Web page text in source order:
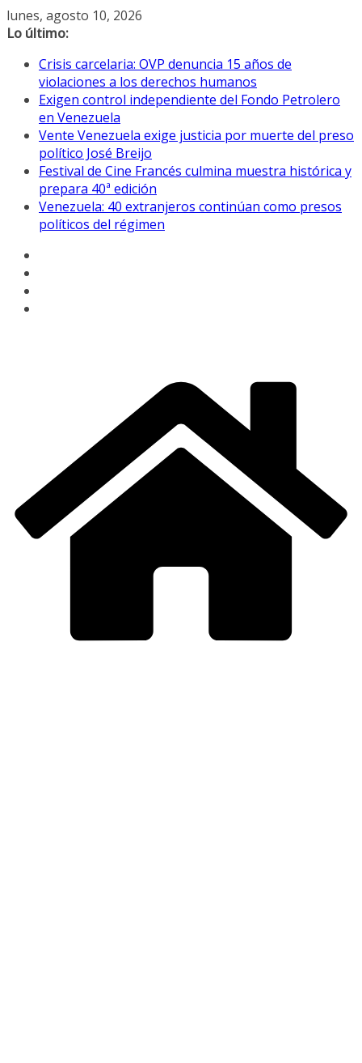
Saltar
al
lunes, agosto 10, 2026
Lo último:
Crisis carcelaria: OVP denuncia 15 años de
violaciones a los derechos humanos
Exigen control independiente del Fondo Petrolero
en Venezuela
Vente Venezuela exige justicia por muerte del preso
político José Breijo
Festival de Cine Francés culmina muestra histórica y
prepara 40ª edición
Venezuela: 40 extranjeros continúan como presos
políticos del régimen